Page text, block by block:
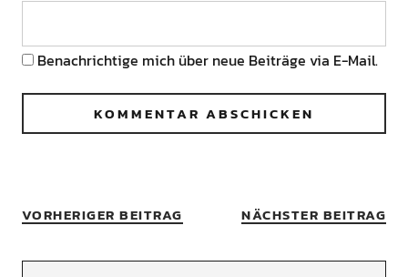
Benachrichtige mich über neue Beiträge via E-Mail.
VORHERIGER BEITRAG NÄCHSTER BEITRAG